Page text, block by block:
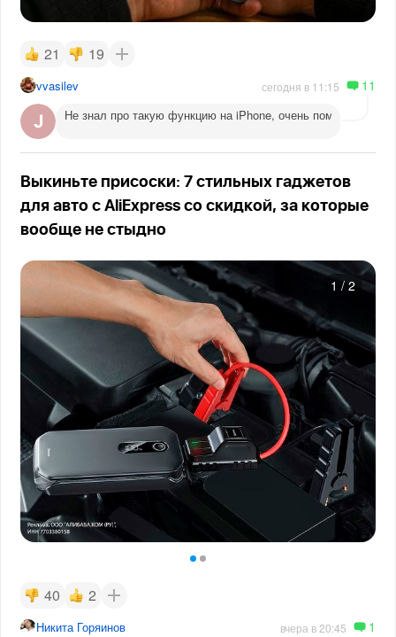
21 19
vvasilev сегодня в 11:15 11
Не знал про такую функцию на iPhone, очень помогает
Выкиньте присоски: 7 стильных гаджетов
для авто с AliExpress со скидкой, за которые
вообще не стыдно
1 / 2
40 2
Никита Горяинов вчера в 20:45 1